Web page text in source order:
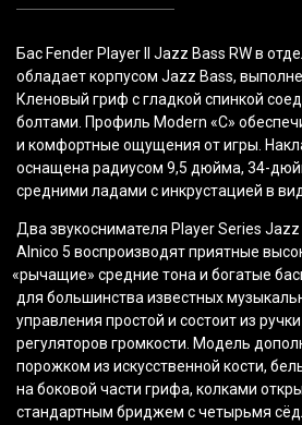
Бас Fender Player II Jazz Bass RW в
обладает корпусом Jazz Bass,
Кленовый гриф с гладкой спинкой
болтами. Профиль Modern «C»
и комфортные ощущения от игры.
оснащена радиусом 9,5 дюйма, 34-
средними ладами с инкрустацией в
Два звукоснимателя Player Series
Alnico 5 воспроизводят приятные
«рычащие» средние тона и богатые
для большинства известных
управления простой и состоит из
регуляторов громкости. Модель
порожком из искусственной кости,
на боковой части грифа, колками
стандартным бриджем с четырьмя